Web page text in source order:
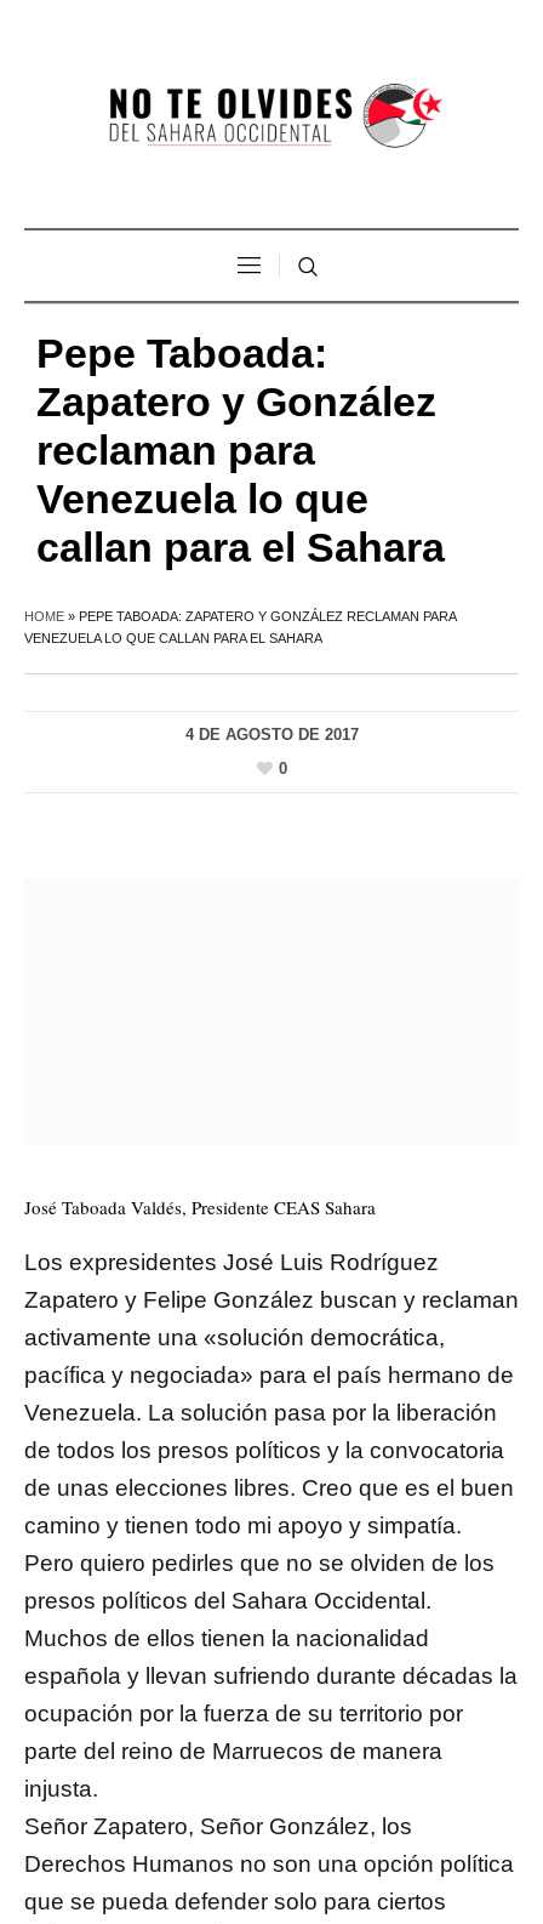
Pepe Taboada:
Zapatero y González
reclaman para
Venezuela lo que
callan para el Sahara
HOME » PEPE TABOADA: ZAPATERO Y GONZÁLEZ RECLAMAN PARA
VENEZUELA LO QUE CALLAN PARA EL SAHARA
4 DE AGOSTO DE 2017
0
José Taboada Valdés, Presidente CEAS Sahara
Los expresidentes José Luis Rodríguez
Zapatero y Felipe González buscan y reclaman
activamente una «solución democrática,
pacífica y negociada» para el país hermano de
Venezuela. La solución pasa por la liberación
de todos los presos políticos y la convocatoria
de unas elecciones libres. Creo que es el buen
camino y tienen todo mi apoyo y simpatía.
Pero quiero pedirles que no se olviden de los
presos políticos del Sahara Occidental.
Muchos de ellos tienen la nacionalidad
española y llevan sufriendo durante décadas la
ocupación por la fuerza de su territorio por
parte del reino de Marruecos de manera
injusta.
Señor Zapatero, Señor González, los
Derechos Humanos no son una opción política
que se pueda defender solo para ciertos